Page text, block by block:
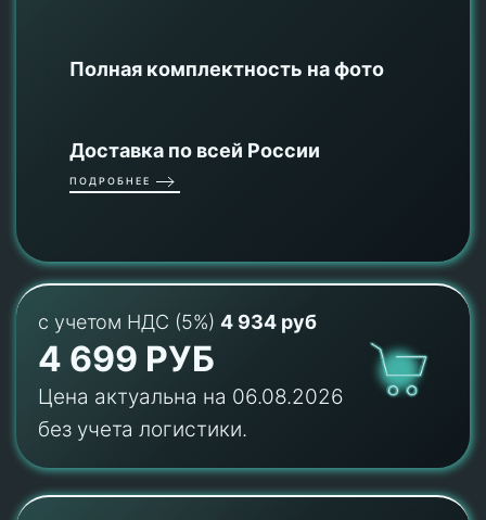
Полная комплектность на фото
Доставка по всей России
ПОДРОБНЕЕ
с учетом НДС (5%) 4 934 руб
4 699 РУБ
Цена актуальна на 06.08.2026
без учета логистики.